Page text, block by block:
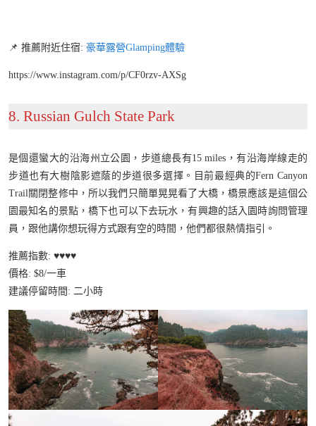
📌 推薦附近住宿: 豪華露營Glamping體驗
https://www.instagram.com/p/CF0rzv-AXSg
8. Russian Gulch State Park
是個還蠻大的沿海州立公園，步道總長有15 miles，有沿海岸線走的
步道也有大樹陰影遮蔭的步道很多選擇。目前最經典的Fern Canyon
Trail關閉整修中，所以我們只簡單晃晃看了大橋，橋景應該是這個公
園最知名的景點，橋下也可以下去玩水，有興趣的話入園時詢問管理
員，跟他講你想玩得方式跟有空的時間，他們都很熱情指引。
推薦指數: ♥️♥️♥️♥️
價格: $8/一車
建議停留時間: 二小時